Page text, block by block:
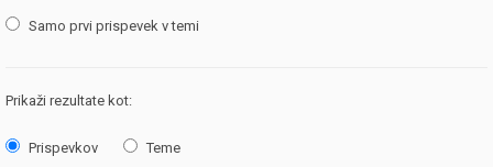
Samo prvi prispevek v temi
Prikaži rezultate kot:
Prispevkov Teme